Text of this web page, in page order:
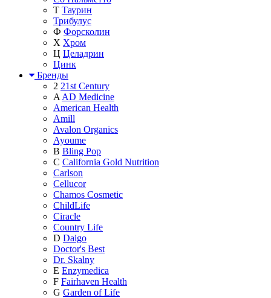
Т Таурин
Трибулус
Ф Форсколин
Х Хром
Ц Целадрин
Цинк
Бренды
2 21st Century
A AD Medicine
American Health
Amill
Avalon Organics
Ayoume
B Bling Pop
C California Gold Nutrition
Carlson
Cellucor
Chamos Cosmetic
ChildLife
Ciracle
Country Life
D Daigo
Doctor's Best
Dr. Skalny
E Enzymedica
F Fairhaven Health
G Garden of Life